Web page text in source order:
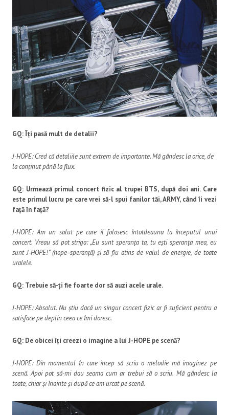
GQ: Îți pasă mult de detalii?
J-HOPE: Cred că detaliile sunt extrem de importante. Mă gândesc la orice, de
la conținut până la flux.
GQ: Urmează primul concert fizic al trupei BTS, după doi ani. Care
este primul lucru pe care vrei să-l spui fanilor tăi, ARMY, când îi vezi
față în față?
J-HOPE: Am un salut pe care îl folosesc întotdeauna la începutul unui
concert. Vreau să pot striga: „Eu sunt speranța ta, tu ești speranța mea, eu
sunt J-HOPE!” (hope=speranță) și să fiu atins de valul de energie, de toate
uralele.
GQ: Trebuie să-ți fie foarte dor să auzi acele urale.
J-HOPE: Absolut. Nu știu dacă un singur concert fizic ar fi suficient pentru a
satisface pe deplin ceea ce îmi doresc.
GQ: De obicei îți creezi o imagine a lui J-HOPE pe scenă?
J-HOPE: Din momentul în care încep să scriu o melodie mă imaginez pe
scenă. Apoi pot să-mi dau seama cum ar trebui să o scriu. Mă gândesc la
toate, chiar și înainte și după ce am urcat pe scenă.